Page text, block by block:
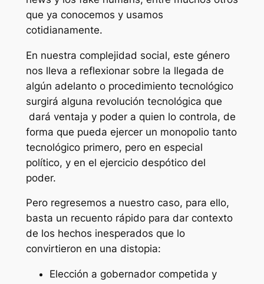
que ya conocemos y usamos
cotidianamente.
En nuestra complejidad social, este género
nos lleva a reflexionar sobre la llegada de
algún adelanto o procedimiento tecnológico
surgirá alguna revolución tecnológica que
dará ventaja y poder a quien lo controla, de
forma que pueda ejercer un monopolio tanto
tecnológico primero, pero en especial
político, y en el ejercicio despótico del
poder.
Pero regresemos a nuestro caso, para ello,
basta un recuento rápido para dar contexto
de los hechos inesperados que lo
convirtieron en una distopia:
Elección a gobernador competida y